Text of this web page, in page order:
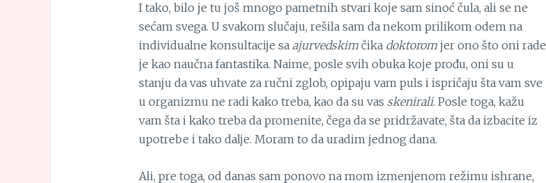
I tako, bilo je tu još mnogo pametnih stvari koje sam sinoć čula, ali se ne
sećam svega. U svakom slučaju, rešila sam da nekom prilikom odem na
individualne konsultacije sa ajurvedskim čika doktoromjer ono što oni rade
je kao naučna fantastika. Naime, posle svih obuka koje prođu, oni su u
stanju da vas uhvate za ručni zglob, opipaju vam puls i ispričaju šta vam sve
u organizmu ne radi kako treba, kao da su vas skenirali. Posle toga, kažu
vam šta i kako treba da promenite, čega da se pridržavate, šta da izbacite iz
upotrebe i tako dalje. Moram to da uradim jednog dana.
Ali, pre toga, od danas sam ponovo na mom izmenjenom režimu ishrane,